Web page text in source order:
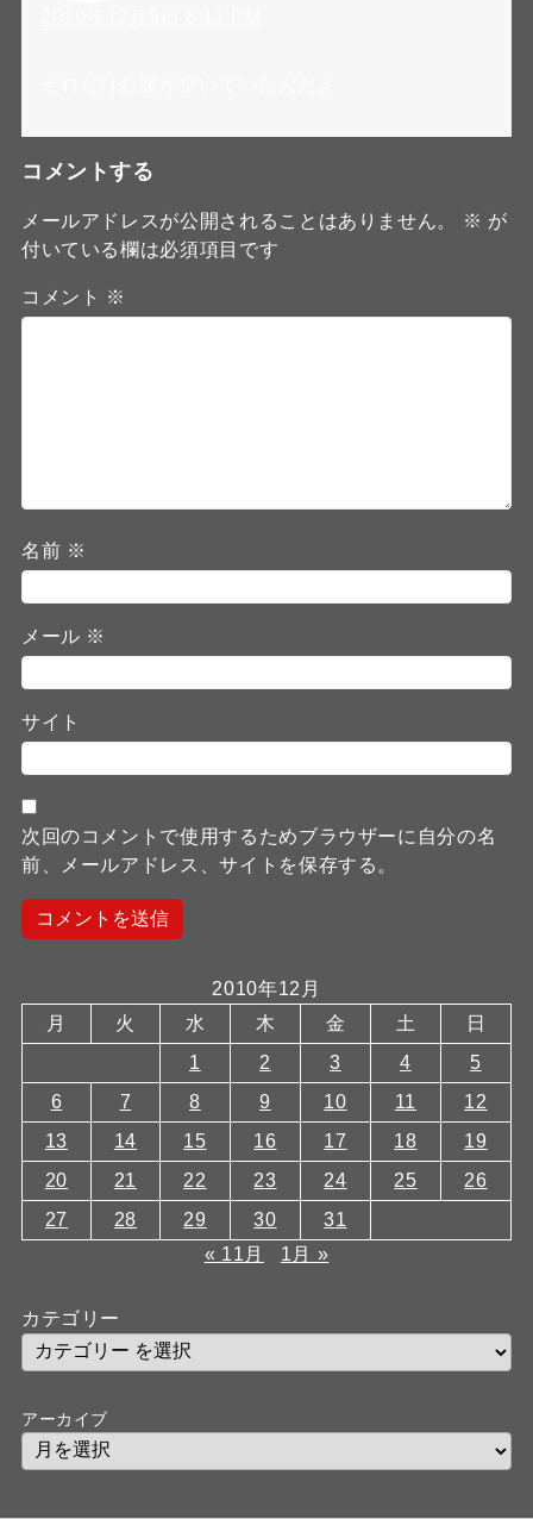
コメントする
メールアドレスが公開されることはありません。 ※ が
付いている欄は必須項目です
コメント ※
名前 ※
メール ※
サイト
次回のコメントで使用するためブラウザーに自分の名
前、メールアドレス、サイトを保存する。
2010年12月
月
火 水 木 金 土
日
1
2 3 4
5
6
7 8 9 10 11
12
13
14 15 16 17 18
19
20
21 22 23 24 25
26
27
28 29 30
31
« 11月
1月 »
カテゴリー
アーカイブ